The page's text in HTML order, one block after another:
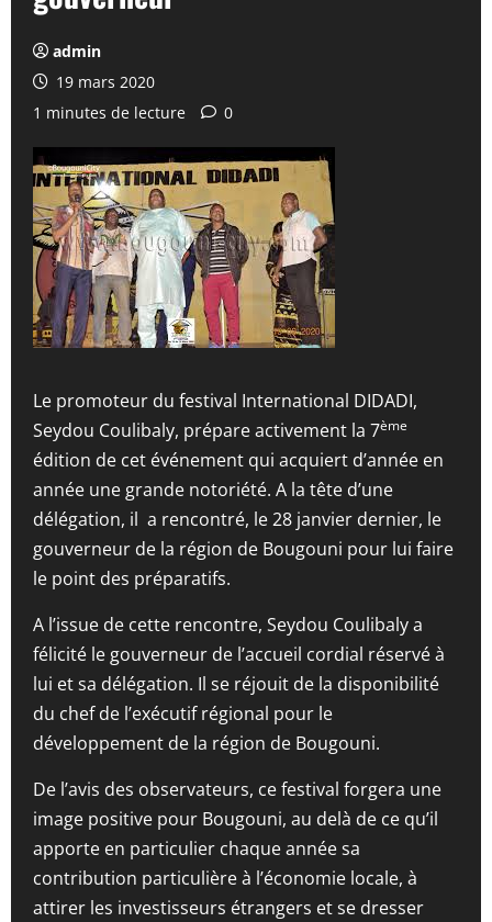
admin
19 mars 2020
1 minutes de lecture
0
Le promoteur du festival International DIDADI,
Seydou Coulibaly, prépare activement la 7ème
édition de cet événement qui acquiert d’année en
année une grande notoriété. A la tête d’une
délégation, il a rencontré, le 28 janvier dernier, le
gouverneur de la région de Bougouni pour lui faire
le point des préparatifs.
A l’issue de cette rencontre, Seydou Coulibaly a
félicité le gouverneur de l’accueil cordial réservé à
lui et sa délégation. Il se réjouit de la disponibilité
du chef de l’exécutif régional pour le
développement de la région de Bougouni.
De l’avis des observateurs, ce festival forgera une
image positive pour Bougouni, au delà de ce qu’il
apporte en particulier chaque année sa
contribution particulière à l’économie locale, à
attirer les investisseurs étrangers et se dresser